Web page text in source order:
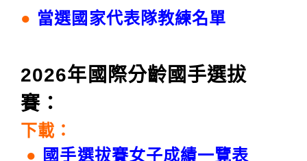
● 當選國家代表隊教練名單
2026年國際分齡國手選拔
賽：
下載：
● 國手選拔賽女子成績一覽表